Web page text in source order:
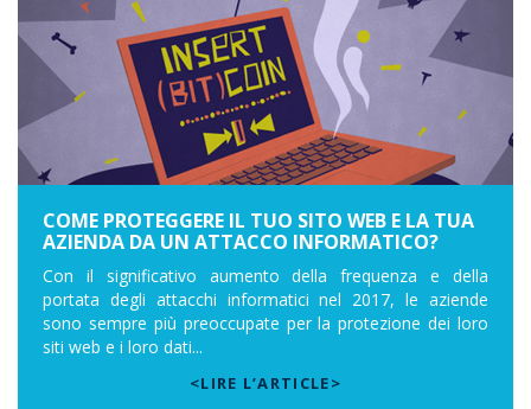
COME PROTEGGERE IL TUO SITO WEB E LA TUA
AZIENDA DA UN ATTACCO INFORMATICO?
Con il significativo aumento della frequenza e della
portata degli attacchi informatici nel 2017, le aziende
sono sempre più preoccupate per la protezione dei loro
siti web e i loro dati...
<LIRE L’ARTICLE>